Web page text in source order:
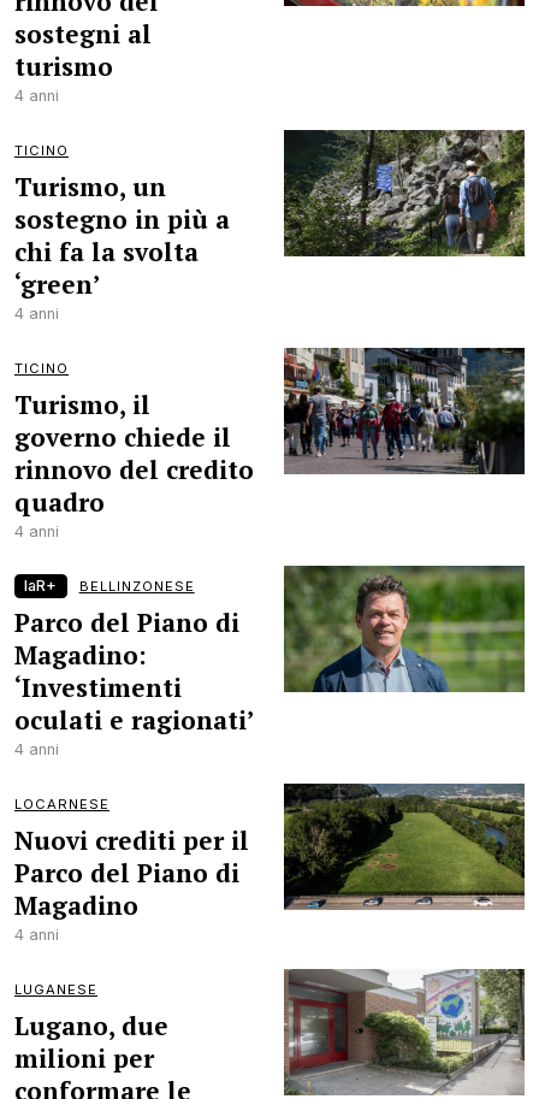
sostegni al
turismo
4 anni
TICINO
Turismo, un
sostegno in più a
chi fa la svolta
‘green’
4 anni
TICINO
Turismo, il
governo chiede il
rinnovo del credito
quadro
4 anni
laR+ BELLINZONESE
Parco del Piano di
Magadino:
‘Investimenti
oculati e ragionati’
4 anni
LOCARNESE
Nuovi crediti per il
Parco del Piano di
Magadino
4 anni
LUGANESE
Lugano, due
milioni per
conformare le